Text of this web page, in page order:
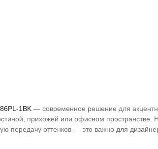
1BK— современное решение для
прихожей или офисном
передачу оттенков — это важно для